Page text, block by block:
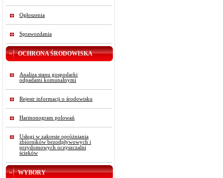
Ogłoszenia
Sprawozdania
OCHRONA ŚRODOWISKA
Analiza stanu gospodarki
odpadami komunalnymi
Rejestr informacji o środowisku
Harmonogram polowań
Usługi w zakresie opróżniania
zbiorników bezodpływowych i
przydomowych oczyszczalni
ścieków
WYBORY